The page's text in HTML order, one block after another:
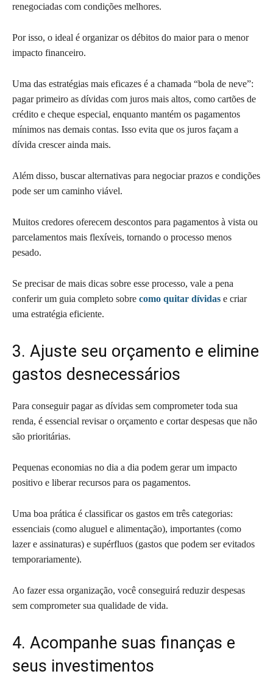
renegociadas com condições melhores.
Por isso, o ideal é organizar os débitos do maior para o menor
impacto financeiro.
Uma das estratégias mais eficazes é a chamada “bola de neve”:
pagar primeiro as dívidas com juros mais altos, como cartões de
crédito e cheque especial, enquanto mantém os pagamentos
mínimos nas demais contas. Isso evita que os juros façam a
dívida crescer ainda mais.
Além disso, buscar alternativas para negociar prazos e condições
pode ser um caminho viável.
Muitos credores oferecem descontos para pagamentos à vista ou
parcelamentos mais flexíveis, tornando o processo menos
pesado.
Se precisar de mais dicas sobre esse processo, vale a pena
conferir um guia completo sobre como quitar dívidas e criar
uma estratégia eficiente.
3. Ajuste seu orçamento e elimine
gastos desnecessários
Para conseguir pagar as dívidas sem comprometer toda sua
renda, é essencial revisar o orçamento e cortar despesas que não
são prioritárias.
Pequenas economias no dia a dia podem gerar um impacto
positivo e liberar recursos para os pagamentos.
Uma boa prática é classificar os gastos em três categorias:
essenciais (como aluguel e alimentação), importantes (como
lazer e assinaturas) e supérfluos (gastos que podem ser evitados
temporariamente).
Ao fazer essa organização, você conseguirá reduzir despesas
sem comprometer sua qualidade de vida.
4. Acompanhe suas finanças e
seus investimentos